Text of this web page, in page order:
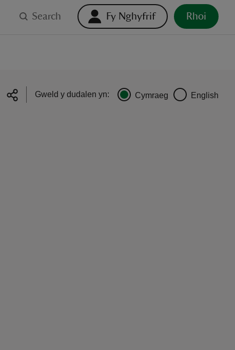
Search Fy Nghyfrif Rhoi
Gweld y dudalen yn: Cymraeg English